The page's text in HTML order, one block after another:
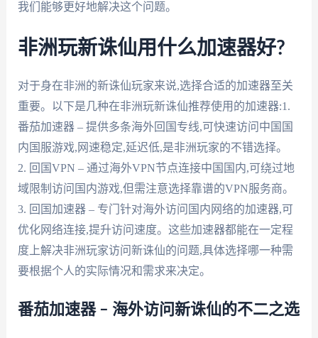
我们能够更好地解决这个问题。
非洲玩新诛仙用什么加速器好?
对于身在非洲的新诛仙玩家来说,选择合适的加速器至关
重要。以下是几种在非洲玩新诛仙推荐使用的加速器:1.
番茄加速器 – 提供多条海外回国专线,可快速访问中国国
内国服游戏,网速稳定,延迟低,是非洲玩家的不错选择。
2. 回国VPN – 通过海外VPN节点连接中国国内,可绕过地
域限制访问国内游戏,但需注意选择靠谱的VPN服务商。
3. 回国加速器 – 专门针对海外访问国内网络的加速器,可
优化网络连接,提升访问速度。这些加速器都能在一定程
度上解决非洲玩家访问新诛仙的问题,具体选择哪一种需
要根据个人的实际情况和需求来决定。
番茄加速器 – 海外访问新诛仙的不二之选